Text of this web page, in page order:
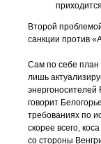
Второй
санкции против
Сам по себе план
лишь
говорит
требованиях по
скорее всего,
со стороны